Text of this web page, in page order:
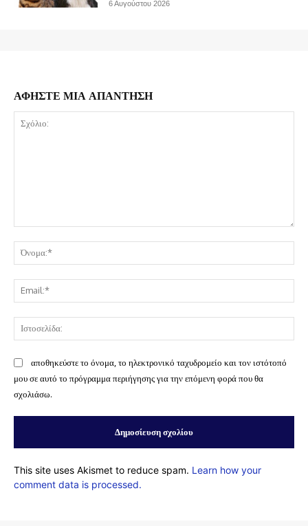
6 Αυγούστου 2026
ΑΦΗΣΤΕ ΜΙΑ ΑΠΑΝΤΗΣΗ
αποθηκεύστε το όνομα, το ηλεκτρονικό ταχυδρομείο και τον ιστότοπό
μου σε αυτό το πρόγραμμα περιήγησης για την επόμενη φορά που θα
σχολιάσω.
This site uses Akismet to reduce spam. Learn how your
comment data is processed.